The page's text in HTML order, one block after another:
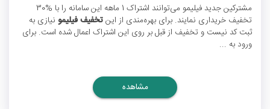
مشترکین جدید فیلیمو می‌توانند اشتراک 1 ماهه این سامانه را با %30
تخفیف خریداری نمایند. برای بهره‌مندی از اینتخفیف فیلیمو نیازی به
ثبت کد نیست و تخفیف از قبل بر روی این اشتراک اعمال شده است. برای
ورود به ...
مشاهده